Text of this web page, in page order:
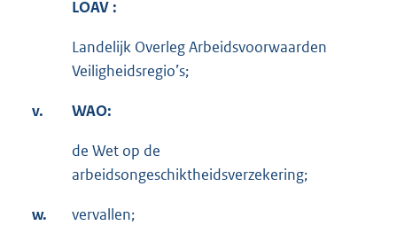
LOAV :
Landelijk Overleg Arbeidsvoorwaarden
Veiligheidsregio’s;
v. WAO:
de Wet op de
arbeidsongeschiktheidsverzekering;
w. vervallen;